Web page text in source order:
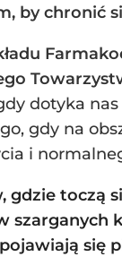
by chronić
dotyka
gdy na
i
gdzie
się